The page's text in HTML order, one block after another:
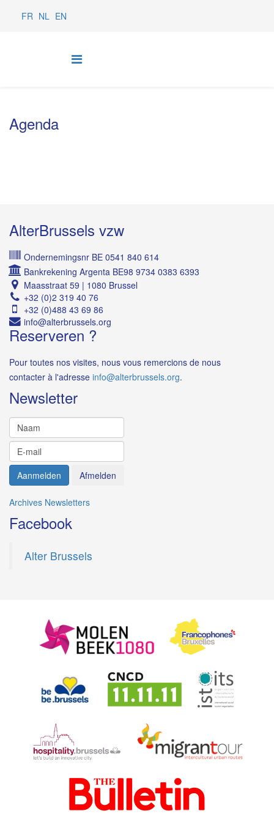
FR NL EN
Agenda
AlterBrussels vzw
Ondernemingsnr BE 0541 840 614
Bankrekening Argenta BE98 9734 0383 6393
Maasstraat 59 | 1080 Brussel
+32 (0)2 319 40 76
+32 (0)488 43 69 86
Reserveren ?
Pour toutes nos visites, nous vous remercions de nous
contacter à l'adresse i .
Newsletter
Archives Newsletters
Facebook
Alter Brussels